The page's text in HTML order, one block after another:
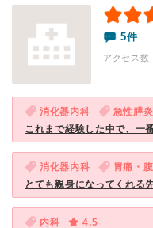
5件
アクセス
消化器内科 急性膵炎
これまで経験した中で、一
消化器内科 胃痛・
とても親身になってくれる
内科
4.5